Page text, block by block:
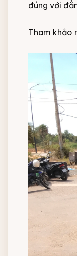
đúng với
Tham khảo